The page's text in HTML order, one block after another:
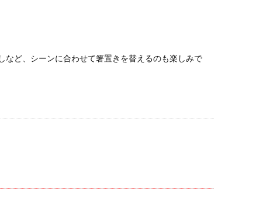
ど、シーンに合わせて箸置きを替えるのも楽しみで